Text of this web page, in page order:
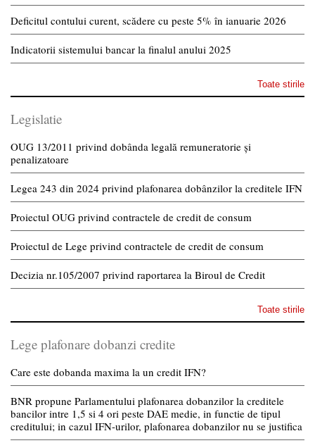
Deficitul contului curent, scădere cu peste 5% în ianuarie 2026
Indicatorii sistemului bancar la finalul anului 2025
Toate stirile
Legislatie
OUG 13/2011 privind dobânda legală remuneratorie și
penalizatoare
Legea 243 din 2024 privind plafonarea dobânzilor la creditele IFN
Proiectul OUG privind contractele de credit de consum
Proiectul de Lege privind contractele de credit de consum
Decizia nr.105/2007 privind raportarea la Biroul de Credit
Toate stirile
Lege plafonare dobanzi credite
Care este dobanda maxima la un credit IFN?
BNR propune Parlamentului plafonarea dobanzilor la creditele
bancilor intre 1,5 si 4 ori peste DAE medie, in functie de tipul
creditului; in cazul IFN-urilor, plafonarea dobanzilor nu se justifica